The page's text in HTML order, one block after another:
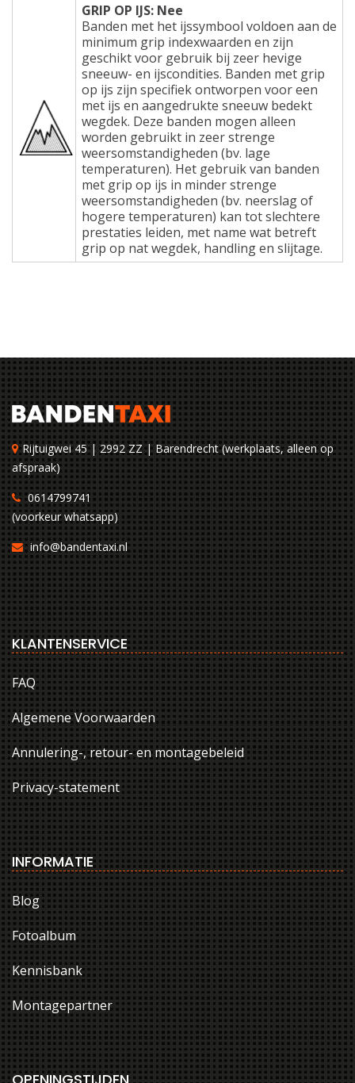
GRIP OP IJS: Nee
Banden met het ijssymbool voldoen aan de
minimum grip indexwaarden en zijn
geschikt voor gebruik bij zeer hevige
sneeuw- en ijscondities. Banden met grip
op ijs zijn specifiek ontworpen voor een
met ijs en aangedrukte sneeuw bedekt
wegdek. Deze banden mogen alleen
worden gebruikt in zeer strenge
weersomstandigheden (bv. lage
temperaturen). Het gebruik van banden
met grip op ijs in minder strenge
weersomstandigheden (bv. neerslag of
hogere temperaturen) kan tot slechtere
prestaties leiden, met name wat betreft
grip op nat wegdek, handling en slijtage.
Rijtuigwei 45 | 2992 ZZ | Barendrecht (werkplaats, alleen op
afspraak)
0614799741
(voorkeur whatsapp)
info@bandentaxi.nl
KLANTENSERVICE
FAQ
Algemene Voorwaarden
Annulering-, retour- en montagebeleid
Privacy-statement
INFORMATIE
Blog
Fotoalbum
Kennisbank
Montagepartner